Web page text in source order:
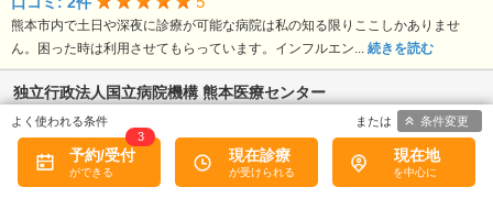
熊本市内で土日や深夜に診療が可能な病院は私の知る限りここしかありませ
ん。困った時は利用させてもらっています。インフルエン... 続きを読む
独立行政法人国立病院機構熊本医療センター
内科, 血液内科, リウマチ科, ...
熊本県熊本市中央区二の丸1-5
予約/受付
3
現在診療 現在地
条件変更